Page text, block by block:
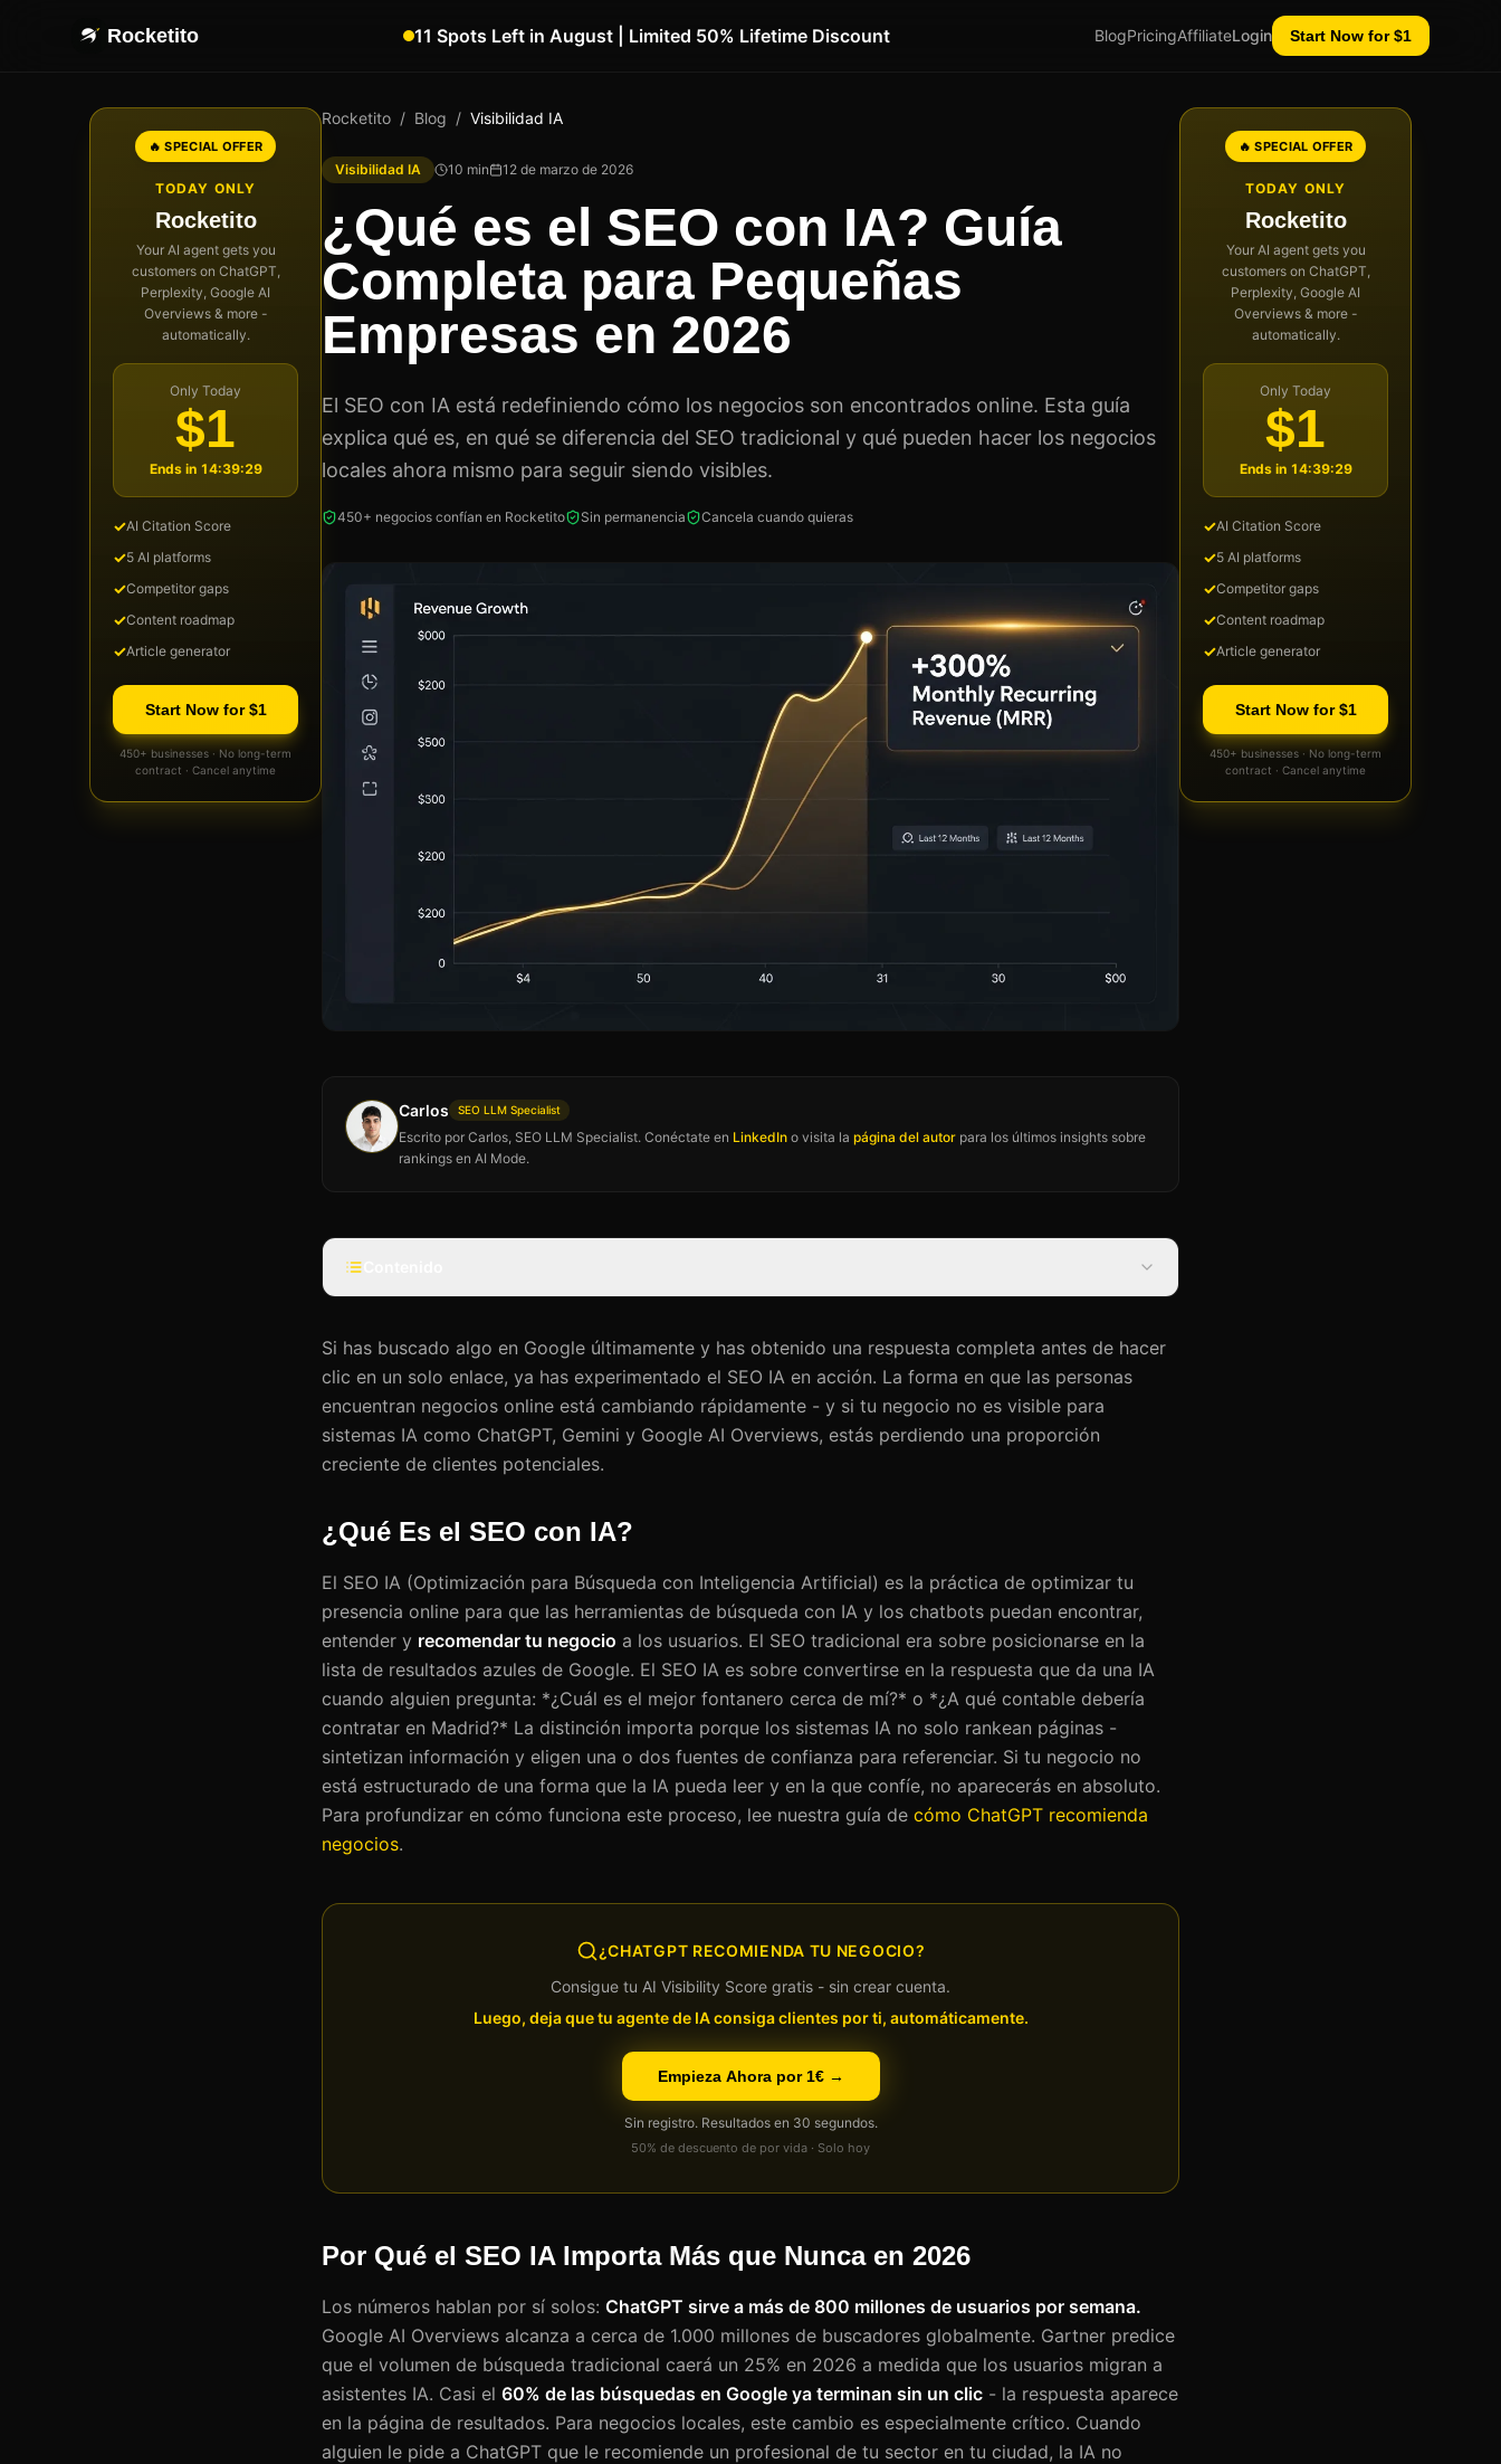
Rocketito 11 Spots Left in August | Limited 50% Lifetime Discount BlogPricingAffiliateLogin Start Now for $1
Rocketito / Blog / Visibilidad IA
Visibilidad IA 10 min 12 de marzo de 2026
¿Qué es el SEO con IA? Guía
Completa para Pequeñas
Empresas en 2026
El SEO con IA está redefiniendo cómo los negocios son encontrados online. Esta guía
explica qué es, en qué se diferencia del SEO tradicional y qué pueden hacer los negocios
locales ahora mismo para seguir siendo visibles.
450+ negocios confían en Rocketito Sin permanencia Cancela cuando quieras
Carlos SEO LLM Specialist
Escrito por Carlos, SEO LLM Specialist. Conéctate en LinkedIn o visita la página del autor para los últimos insights sobre
rankings en AI Mode.
Si has buscado algo en Google últimamente y has obtenido una respuesta completa antes de hacer
clic en un solo enlace, ya has experimentado el SEO IA en acción. La forma en que las personas
encuentran negocios online está cambiando rápidamente - y si tu negocio no es visible para
sistemas IA como ChatGPT, Gemini y Google AI Overviews, estás perdiendo una proporción
creciente de clientes potenciales.
¿Qué Es el SEO con IA?
El SEO IA (Optimización para Búsqueda con Inteligencia Artificial) es la práctica de optimizar tu
presencia online para que las herramientas de búsqueda con IA y los chatbots puedan encontrar,
entender y recomendar tu negocio a los usuarios. El SEO tradicional era sobre posicionarse en la
lista de resultados azules de Google. El SEO IA es sobre convertirse en la respuesta que da una IA
cuando alguien pregunta: *¿Cuál es el mejor fontanero cerca de mí?* o *¿A qué contable debería
contratar en Madrid?* La distinción importa porque los sistemas IA no solo rankean páginas -
sintetizan información y eligen una o dos fuentes de confianza para referenciar. Si tu negocio no
está estructurado de una forma que la IA pueda leer y en la que confíe, no aparecerás en absoluto.
Para profundizar en cómo funciona este proceso, lee nuestra guía de cómo ChatGPT recomienda
negocios.
¿CHATGPT RECOMIENDA TU NEGOCIO?
Consigue tu AI Visibility Score gratis - sin crear cuenta.
Luego, deja que tu agente de IA consiga clientes por ti, automáticamente.
Empieza Ahora por 1€ →
Sin registro. Resultados en 30 segundos.
50% de descuento de por vida · Solo hoy
Por Qué el SEO IA Importa Más que Nunca en 2026
Los números hablan por sí solos: ChatGPT sirve a más de 800 millones de usuarios por semana.
Google AI Overviews alcanza a cerca de 1.000 millones de buscadores globalmente. Gartner predice
que el volumen de búsqueda tradicional caerá un 25% en 2026 a medida que los usuarios migran a
asistentes IA. Casi el 60% de las búsquedas en Google ya terminan sin un clic - la respuesta aparece
en la página de resultados. Para negocios locales, este cambio es especialmente crítico. Cuando
alguien le pide a ChatGPT que le recomiende un profesional de tu sector en tu ciudad, la IA no
🔥 SPECIAL OFFER
TODAY ONLY
Rocketito
Your AI agent gets you
customers on ChatGPT,
Perplexity, Google AI
Overviews & more -
automatically.
Only Today
$1
Ends in 14:39:28
✓AI Citation Score
✓5 AI platforms
✓Competitor gaps
✓Content roadmap
✓Article generator
Start Now for $1
450+ businesses · No long-term
contract · Cancel anytime
🔥 SPECIAL OFFER
TODAY ONLY
Rocketito
Your AI agent gets you
customers on ChatGPT,
Perplexity, Google AI
Overviews & more -
automatically.
Only Today
$1
Ends in 14:39:28
✓AI Citation Score
✓5 AI platforms
✓Competitor gaps
✓Content roadmap
✓Article generator
Start Now for $1
450+ businesses · No long-term
contract · Cancel anytime